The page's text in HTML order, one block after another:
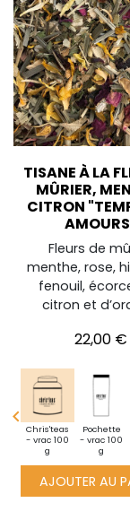
TISANE À LA
MÛRIER,
CITRON
Fleurs de
menthe, rose,
fenouil,
citron et
Prix
22,00 €

Chris'teas
- vrac 100
g
Pochette
- vrac 100
g
AJOUTER AU
BoiteXXL
1 kg de thé
en vrac